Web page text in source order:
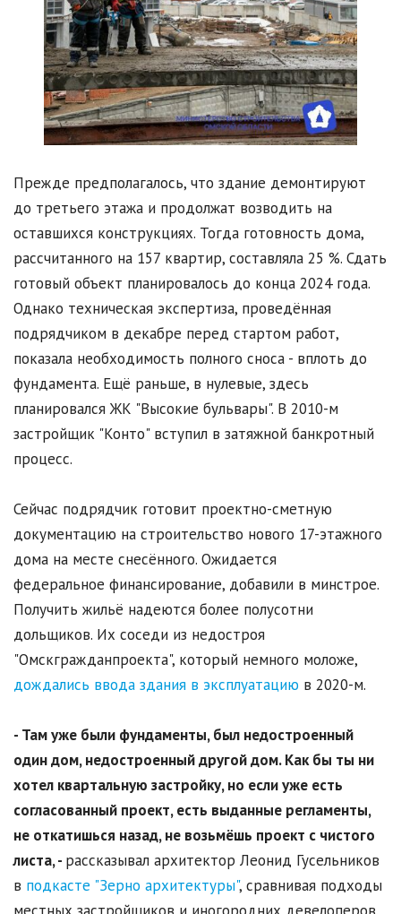
Прежде предполагалось, что здание демонтируют
до третьего этажа и продолжат возводить на
оставшихся конструкциях. Тогда готовность дома,
рассчитанного на 157 квартир, составляла 25 %. Сдать
готовый объект планировалось до конца 2024 года.
Однако техническая экспертиза, проведённая
подрядчиком в декабре перед стартом работ,
показала необходимость полного сноса - вплоть до
фундамента. Ещё раньше, в нулевые, здесь
планировался ЖК "Высокие бульвары". В 2010-м
застройщик "Конто" вступил в затяжной банкротный
процесс.
Сейчас подрядчик готовит проектно-сметную
документацию на строительство нового 17-этажного
дома на месте снесённого. Ожидается
федеральное финансирование, добавили в минстрое.
Получить жильё надеются более полусотни
дольщиков. Их соседи из недостроя
"Омскгражданпроекта", который немного моложе,
дождались ввода здания в эксплуатацию в 2020-м.
- Там уже были фундаменты, был недостроенный
один дом, недостроенный другой дом. Как бы ты ни
хотел квартальную застройку, но если уже есть
согласованный проект, есть выданные регламенты,
не откатишься назад, не возьмёшь проект с чистого
листа, - рассказывал архитектор Леонид Гусельников
в подкасте "Зерно архитектуры", сравнивая подходы